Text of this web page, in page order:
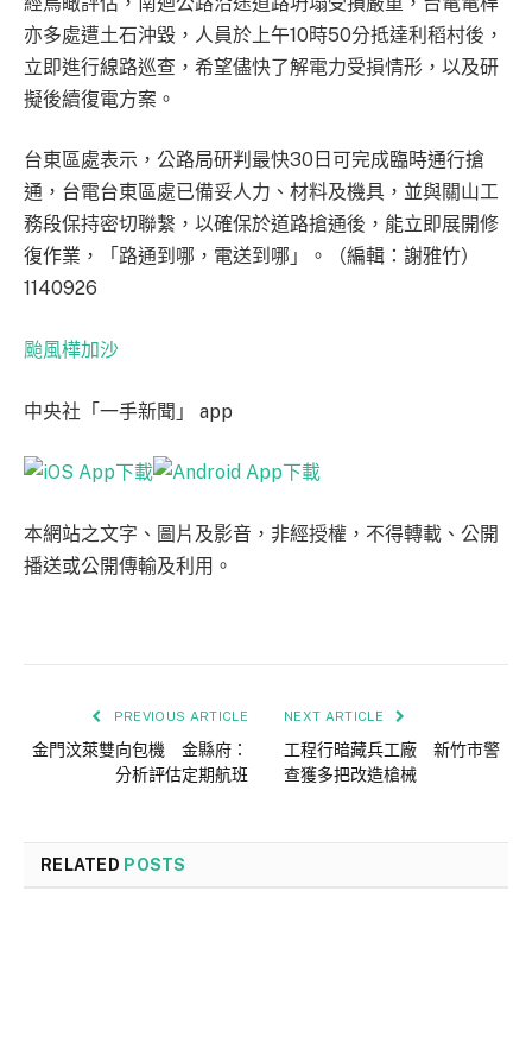
亦多處遭土石沖毀，人員於上午10時50分抵達利稻村後，
立即進行線路巡查，希望儘快了解電力受損情形，以及研
擬後續復電方案。
台東區處表示，公路局研判最快30日可完成臨時通行搶
通，台電台東區處已備妥人力、材料及機具，並與關山工
務段保持密切聯繫，以確保於道路搶通後，能立即展開修
復作業，「路通到哪，電送到哪」。（編輯：謝雅竹）
1140926
颱風樺加沙
中央社「一手新聞」 app
本網站之文字、圖片及影音，非經授權，不得轉載、公開
播送或公開傳輸及利用。
PREVIOUS ARTICLE
金門汶萊雙向包機 金縣府：
分析評估定期航班
NEXT ARTICLE
工程行暗藏兵工廠 新竹市警
查獲多把改造槍械
RELATED POSTS